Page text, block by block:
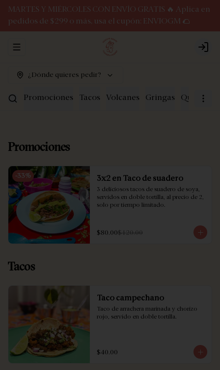
MARTES Y MIÉRCOLES CON ENVÍO GRATIS 🔥 Aplica en
pedidos de $299 o más, usa el cupón: ENVIOGM 🌮
Abrir menu de navegación
¿Dónde quieres pedir?
Promociones Tacos Volcanes Gringas
Promociones
-33% 3x2 en Taco de suadero
3 deliciosos tacos de suadero de soya,
servidos en doble tortilla, al precio de 2,
solo por tiempo limitado.
$80.00$120.00
Tacos
Taco campechano
Taco de arrachera marinada y chorizo
rojo, servido en doble tortilla.
$40.00